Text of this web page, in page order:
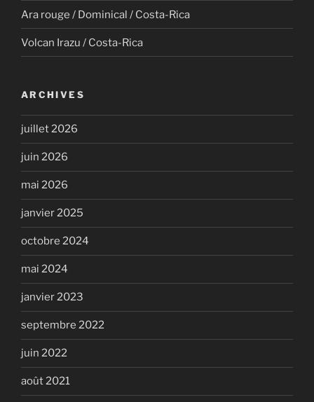
Ara rouge / Dominical / Costa-Rica
Volcan Irazu / Costa-Rica
ARCHIVES
juillet 2026
juin 2026
mai 2026
janvier 2025
octobre 2024
mai 2024
janvier 2023
septembre 2022
juin 2022
août 2021